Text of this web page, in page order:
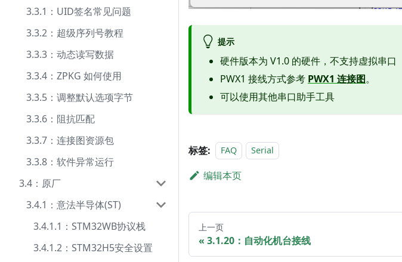
3.3.1：UID签名常见问题
3.3.2：超级序列号教程
3.3.3：动态读写数据
3.3.4：ZPKG 如何使用
3.3.5：调整默认选项字节
3.3.6：阻抗匹配
3.3.7：连接图资源包
3.3.8：软件异常运行
3.4：原厂
3.4.1：意法半导体(ST)
3.4.1.1：STM32WB协议栈
3.4.1.2：STM32H5安全设置
提示
硬件版本为 V1.0 的硬件，不支持虚拟串口
PWX1 接线方式参考 PWX1 连接图。
可以使用其他串口助手工具
标签: FAQ Serial
编辑本页
上一页
3.1.20：自动化机台接线